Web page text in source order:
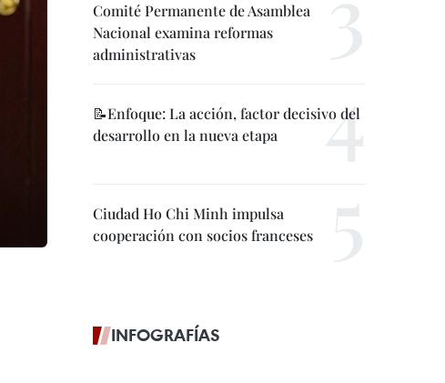
Comité Permanente de Asamblea
Nacional examina reformas
administrativas
📝Enfoque: La acción, factor decisivo del
desarrollo en la nueva etapa
Ciudad Ho Chi Minh impulsa
cooperación con socios franceses
INFOGRAFÍAS